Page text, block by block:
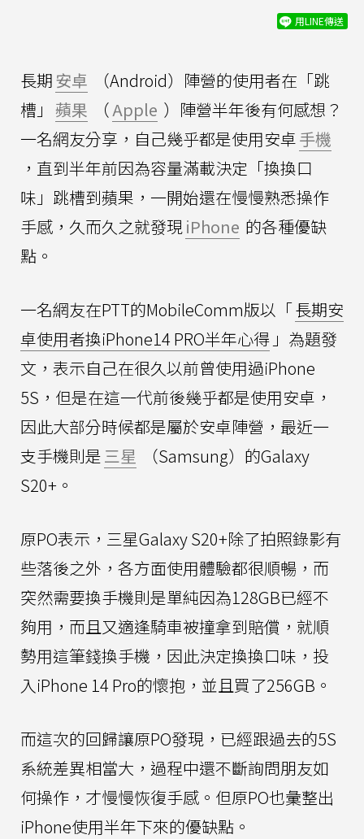
用LINE傳送
長期安卓
（Android）陣營的使用者在「跳
槽」 蘋果 （Apple ）陣營半年後有何感想？
一名網友分享，自己幾乎都是使用安卓手機
，直到半年前因為容量滿載決定「換換口
味」跳槽到蘋果，一開始還在慢慢熟悉操作
手感，久而久之就發現iPhone 的各種優缺
點。
一名網友在PTT的MobileComm版以「長期安
卓使用者換iPhone14 PRO半年心得 」為題發
文，表示自己在很久以前曾使用過iPhone
5S，但是在這一代前後幾乎都是使用安卓，
因此大部分時候都是屬於安卓陣營，最近一
支手機則是三星
（Samsung）的Galaxy
S20+。
原PO表示，三星Galaxy S20+除了拍照錄影有
些落後之外，各方面使用體驗都很順暢，而
突然需要換手機則是單純因為128GB已經不
夠用，而且又適逢騎車被撞拿到賠償，就順
勢用這筆錢換手機，因此決定換換口味，投
入iPhone 14 Pro的懷抱，並且買了256GB。
而這次的回歸讓原PO發現，已經跟過去的5S
系統差異相當大，過程中還不斷詢問朋友如
何操作，才慢慢恢復手感。但原PO也彙整出
iPhone使用半年下來的優缺點。